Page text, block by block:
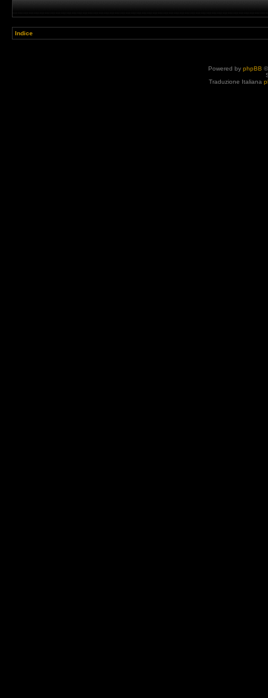
Indice
Powered by phpBB
Traduzione Italiana